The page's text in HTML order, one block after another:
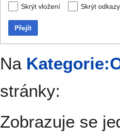
Skrýt vložení Skrýt odkazy
Přejít
Na
stránky:
Zobrazuje se